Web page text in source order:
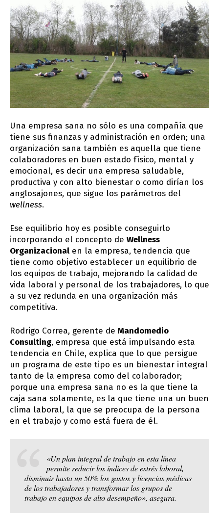
Una empresa sana no sólo es una compañía que
tiene sus finanzas y administración en orden; una
organización sana también es aquella que tiene
colaboradores en buen estado físico, mental y
emocional, es decir una empresa saludable,
productiva y con alto bienestar o como dirían los
anglosajones, que sigue los parámetros del
wellness.
Ese equilibrio hoy es posible conseguirlo
incorporando el concepto de Wellness
Organizacional en la empresa, tendencia que
tiene como objetivo establecer un equilibrio de
los equipos de trabajo, mejorando la calidad de
vida laboral y personal de los trabajadores, lo que
a su vez redunda en una organización más
competitiva.
Rodrigo Correa, gerente de Mandomedio
Consulting, empresa que está impulsando esta
tendencia en Chile, explica que lo que persigue
un programa de este tipo es un bienestar integral
tanto de la empresa como del colaborador;
porque una empresa sana no es la que tiene la
caja sana solamente, es la que tiene una un buen
clima laboral, la que se preocupa de la persona
en el trabajo y como está fuera de él.
«Un plan integral de trabajo en esta línea
permite reducir los índices de estrés laboral,
disminuir hasta un 50% los gastos y licencias médicas
de los trabajadores y transformar los grupos de
trabajo en equipos de alto desempeño», asegura.